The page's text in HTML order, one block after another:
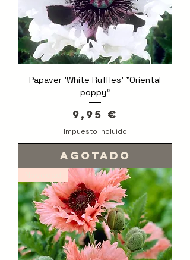
Papaver 'White Ruffles' "Oriental
poppy"
Precio
9,95 €
Impuesto incluido
Agotado